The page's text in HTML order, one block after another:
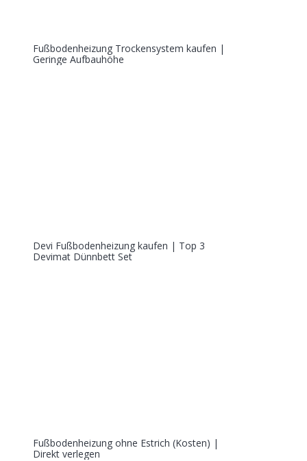
Fußbodenheizung Trockensystem kaufen |
Geringe Aufbauhöhe
Devi Fußbodenheizung kaufen | Top 3
Devimat Dünnbett Set
Fußbodenheizung ohne Estrich (Kosten) |
Direkt verlegen